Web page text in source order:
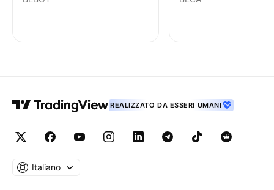
REALIZZATO DA ESSERI UMANI
Italiano